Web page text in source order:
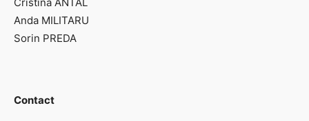
Anda MILITARU
Sorin PREDA
Contact